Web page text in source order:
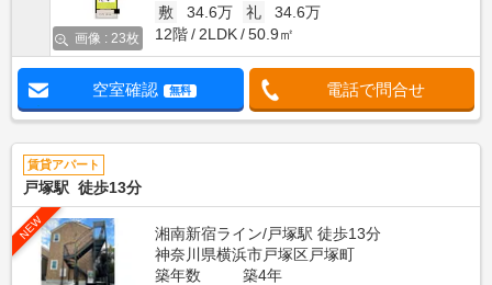
画像 : 23枚
敷
34.6万 礼
34.6万
12階
2LDK 50.9㎡
空室確認 無料 電話で問合せ
賃貸アパート
戸塚駅 徒歩13分
NEW
湘南新宿ライン/戸塚駅 徒歩13分
神奈川県横浜市戸塚区戸塚町
築年数
築4年